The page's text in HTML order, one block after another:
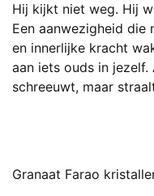
Hij kijkt niet weg. Hij
Een aanwezigheid die
en innerlijke kracht
aan iets ouds in
schreeuwt, maar
Granaat Farao